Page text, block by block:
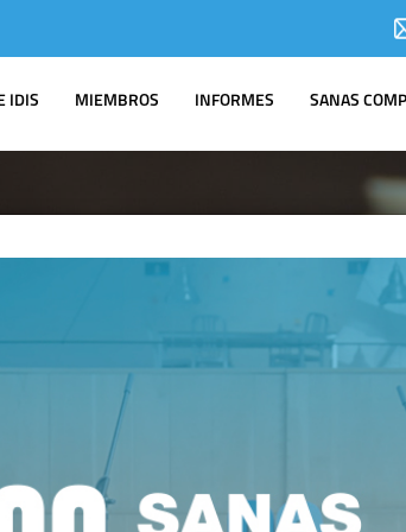
IDIS MIEMBROS INFORMES SANAS
IDIS EN LOS